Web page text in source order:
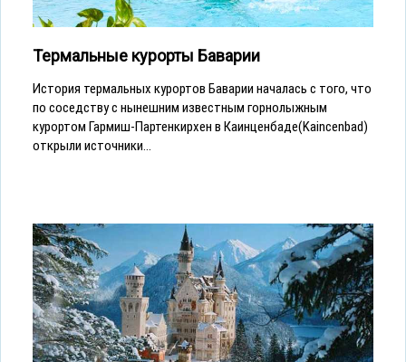
Термальные курорты Баварии
История термальных курортов Баварии началась с того, что
по соседству с нынешним известным горнолыжным
курортом Гармиш-Партенкирхен в Каинценбаде(Kaincenbad)
открыли источники...